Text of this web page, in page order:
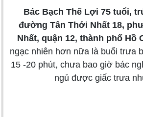
Bác Bạch Thế Lợi 75 tuổi,
đường Tân Thới Nhất 18,
Nhất, quận 12, thành phố Hồ
ngạc nhiên hơn nữa là buổi trưa
15 -20 phút, chưa bao giờ bác
ngủ được giấc trưa